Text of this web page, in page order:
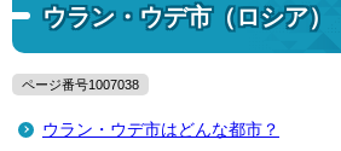
ウラン・ウデ市（ロシア）
ページ番号1007038
ウラン・ウデ市はどんな都市？